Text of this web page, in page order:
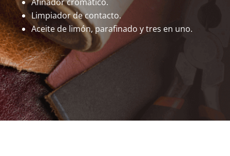
Limpiador de contacto.
Aceite de limón, parafinado y tres en uno.